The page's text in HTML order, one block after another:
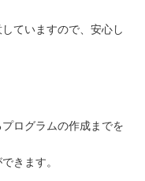
ていますので、安心し
ログラムの作成までを
きます。